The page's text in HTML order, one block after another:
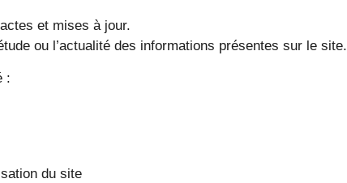
et mises à jour.
ou l’actualité des informations présentes sur le site.
:
du site